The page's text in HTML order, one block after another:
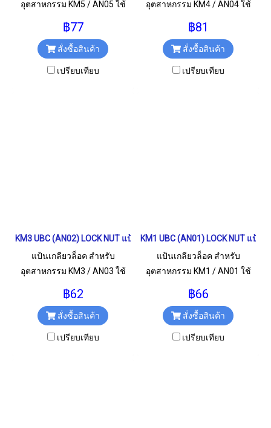
อุตสาหกรรม KM5 / AN05 ใช้
฿77
สั่งซื้อสินค้า
เปรียบเทียบ
อุตสาหกรรม KM4 / AN04 ใช้
฿81
สั่งซื้อสินค้า
เปรียบเทียบ
KM3 UBC (AN02) LOCK NUT แป้นเกลียวล็อค
แป้นเกลียวล็อค สำหรับ
อุตสาหกรรม KM3 / AN03 ใช้
฿62
สั่งซื้อสินค้า
เปรียบเทียบ
KM1 UBC (AN01) LOCK NUT แป้น
แป้นเกลียวล็อค สำหรับ
อุตสาหกรรม KM1 / AN01 ใช้
฿66
สั่งซื้อสินค้า
เปรียบเทียบ